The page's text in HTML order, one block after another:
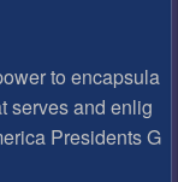
to encapsula
serves and enlig
Presidents G